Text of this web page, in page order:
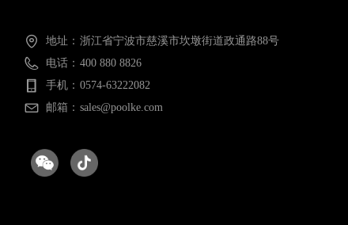
地址： 浙江省宁波市慈溪市坎墩街道政通路88号
电话： 400 880 8826
手机： 0574-63222082
邮箱： sales@poolke.com